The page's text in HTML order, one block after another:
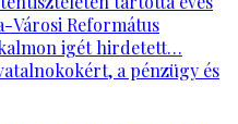
Városi Református
igét hirdetett…
a pénzügy és